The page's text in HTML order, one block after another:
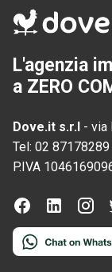
L'agenzia
a ZERO
Dove.it s.r.l - via
Tel: 02 87178289
P.IVA